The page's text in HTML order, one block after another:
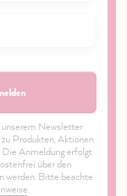
Newsletter
Produkten, Aktionen
Die Anmeldung erfolgt
über den
werden. Bitte beachte
.